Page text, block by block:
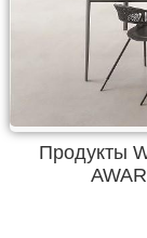
Продукты